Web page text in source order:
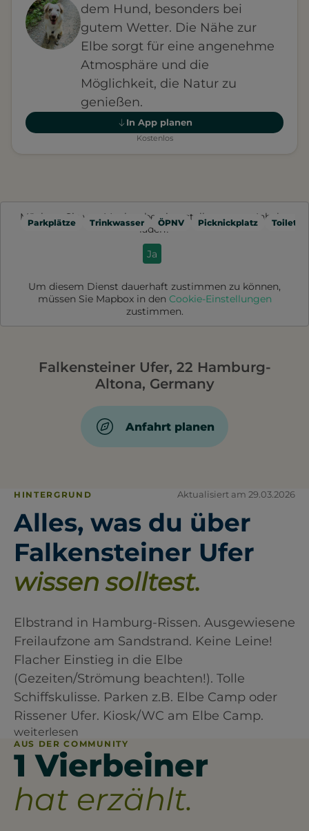
dem Hund, besonders bei
gutem Wetter. Die Nähe zur
Elbe sorgt für eine angenehme
Atmosphäre und die
Möglichkeit, die Natur zu
genießen.
In App planen
Kostenlos
Parkplätze Trinkwasser ÖPNV Picknickplatz
Möchten Sie von Mapbox
bereitgestellte externe Inhalte
laden?
Ja
Um diesem Dienst dauerhaft zustimmen zu können,
müssen Sie Mapboxin den Cookie-Einstellungen
zustimmen.
Falkensteiner Ufer, 22 Hamburg-
Altona, Germany
Anfahrt planen
HINTERGRUND Aktualisiert am 29.03.2026
Alles, was du über
Falkensteiner Ufer
wissen solltest.
Elbstrand in Hamburg-Rissen. Ausgewiesene
Freilaufzone am Sandstrand. Keine Leine!
Flacher Einstieg in die Elbe
(Gezeiten/Strömung beachten!). Tolle
Schiffskulisse. Parken z.B. Elbe Camp oder
Rissener Ufer. Kiosk/WC am Elbe Camp.
weiterlesen
AUS DER COMMUNITY
1 Vierbeiner
hat erzählt.